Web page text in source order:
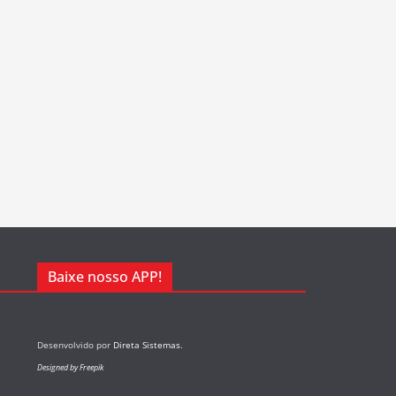
Baixe nosso APP!
Desenvolvido por Direta Sistemas.
Designed by Freepik